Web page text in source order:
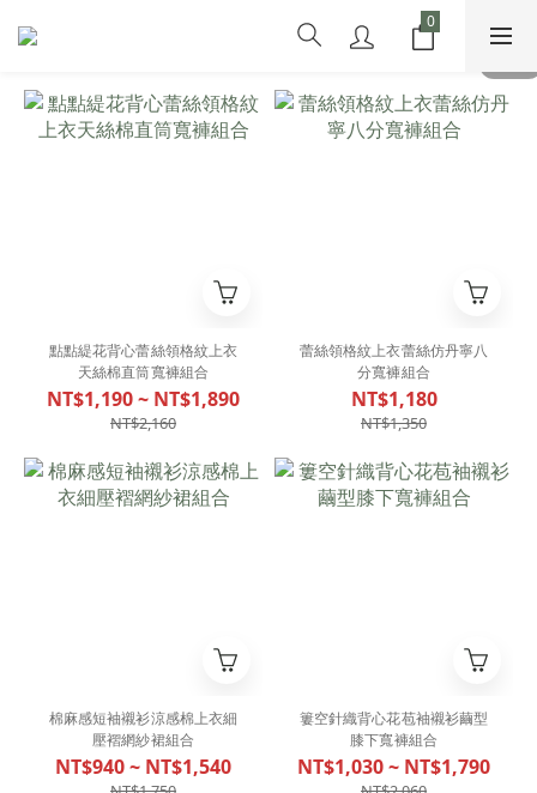
點點緹花背心蕾絲領格紋上衣
天絲棉直筒寬褲組合
NT$1,190 ~ NT$1,890
NT$2,160
蕾絲領格紋上衣蕾絲仿丹寧八
分寬褲組合
NT$1,180
NT$1,350
棉麻感短袖襯衫涼感棉上衣細
壓褶網紗裙組合
NT$940 ~ NT$1,540
簍空針織背心花苞袖襯衫繭型
膝下寬褲組合
NT$1,030 ~ NT$1,790